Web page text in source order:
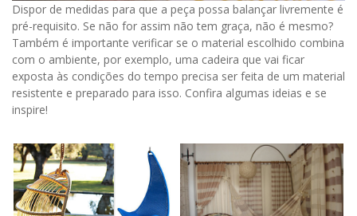
Dispor de medidas para que a peça possa balançar livremente é
pré-requisito. Se não for assim não tem graça, não é mesmo?
Também é importante verificar se o material escolhido combina
com o ambiente, por exemplo, uma cadeira que vai ficar
exposta às condições do tempo precisa ser feita de um material
resistente e preparado para isso. Confira algumas ideias e se
inspire!